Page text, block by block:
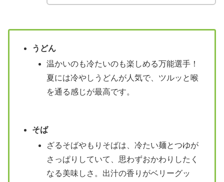
うどん
温かいのも冷たいのも楽しめる万能選手！
夏には冷やしうどんが人気で、ツルッと喉
を通る感じが最高です。
そば
ざるそばやもりそばは、冷たい麺とつゆが
さっぱりしていて、思わずおかわりしたく
なる美味しさ。出汁の香りがベリーグッ